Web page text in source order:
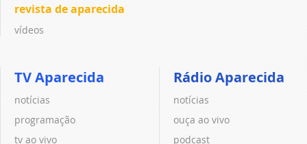
revista de aparecida
vídeos
TV Aparecida
notícias
programação
tv ao vivo
Rádio Aparecida
notícias
ouça ao vivo
podcast